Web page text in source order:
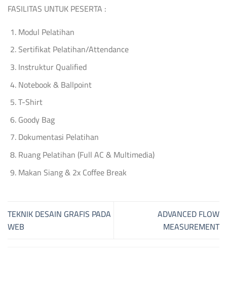
FASILITAS UNTUK PESERTA :
Modul Pelatihan
Sertifikat Pelatihan/Attendance
Instruktur Qualified
Notebook & Ballpoint
T-Shirt
Goody Bag
Dokumentasi Pelatihan
Ruang Pelatihan (Full AC & Multimedia)
Makan Siang & 2x Coffee Break
TEKNIK DESAIN GRAFIS PADA
WEB
ADVANCED FLOW
MEASUREMENT